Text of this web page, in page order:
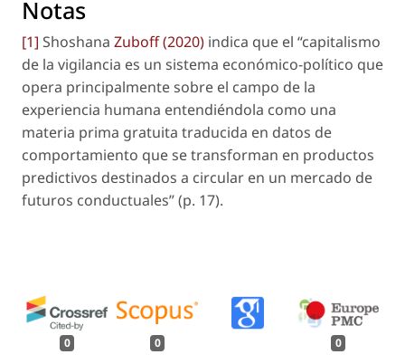
Notas
[1] Shoshana Zuboff (2020) indica que el “capitalismo
de la vigilancia es un sistema económico-político que
opera principalmente sobre el campo de la
experiencia humana entendiéndola como una
materia prima gratuita traducida en datos de
comportamiento que se transforman en productos
predictivos destinados a circular en un mercado de
futuros conductuales” (p. 17).
0 0 0